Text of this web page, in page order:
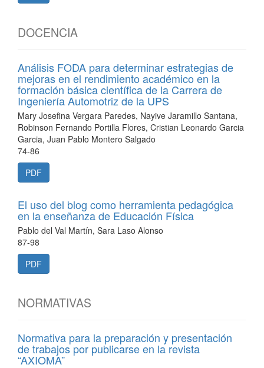
DOCENCIA
Análisis FODA para determinar estrategias de
mejoras en el rendimiento académico en la
formación básica científica de la Carrera de
Ingeniería Automotriz de la UPS
Mary Josefina Vergara Paredes, Nayive Jaramillo Santana,
Robinson Fernando Portilla Flores, Cristian Leonardo Garcia
Garcia, Juan Pablo Montero Salgado
74-86
PDF
El uso del blog como herramienta pedagógica
en la enseñanza de Educación Física
Pablo del Val Martín, Sara Laso Alonso
87-98
PDF
NORMATIVAS
Normativa para la preparación y presentación
de trabajos por publicarse en la revista
“AXIOMA”